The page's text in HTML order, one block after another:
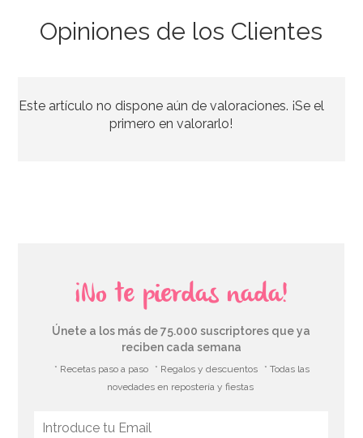
15,49€ 15,49€
Opiniones de los Clientes
Este artículo no dispone aún de valoraciones. ¡Se el
primero en valorarlo!
¡No te pierdas nada!
Únete a los más de 75.000 suscriptores que ya
reciben cada semana
* Recetas paso a paso * Regalos y descuentos
* Todas las
novedades en repostería y fiestas